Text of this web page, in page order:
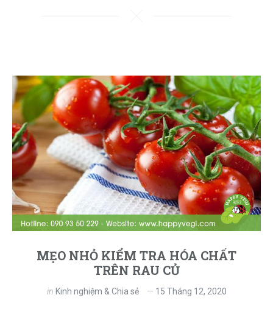
MẸO NHỎ KIỂM TRA HÓA CHẤT
TRÊN RAU CỦ
in Kinh nghiệm & Chia sẻ 15 Tháng 12, 2020